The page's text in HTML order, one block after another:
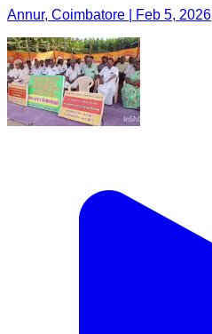
Annur, Coimbatore | Feb 5, 2026